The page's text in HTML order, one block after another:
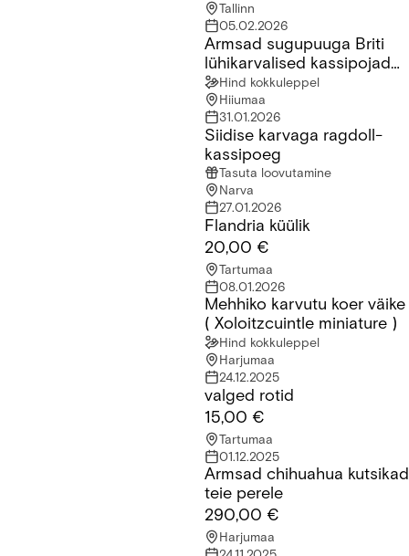
Tallinn
05.02.2026
Armsad sugupuuga Briti lühikarvalised kassipojad saadaval!
Armsad sugupuuga Briti
lühikarvalised kassipojad
saadaval!
Hind kokkuleppel
Hiiumaa
31.01.2026
Siidise karvaga ragdoll-kassipoegSiidise karvaga ragdoll-
kassipoeg
Tasuta loovutamine
Narva
27.01.2026
Flandria küülik
20,00 €
Tartumaa
08.01.2026
Mehhiko karvutu koer väike ( Xoloitzcuintle miniature )
Mehhiko karvutu koer väike
( Xoloitzcuintle miniature )
Hind kokkuleppel
Harjumaa
24.12.2025
valged rotid
15,00 €
Tartumaa
01.12.2025
Armsad chihuahua kutsikad teie pereleArmsad chihuahua kutsikad
teie perele
290,00 €
Harjumaa